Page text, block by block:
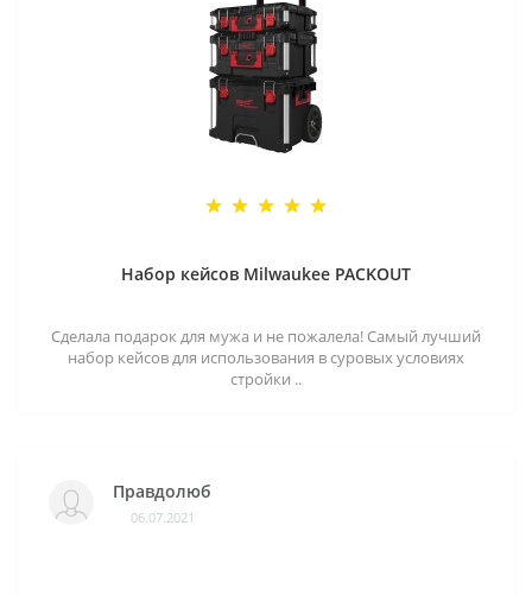
Набор кейсов Milwaukee PACKOUT
Сделала подарок для мужа и не пожалела! Самый лучший
набор кейсов для использования в суровых условиях
стройки ..
Правдолюб
06.07.2021